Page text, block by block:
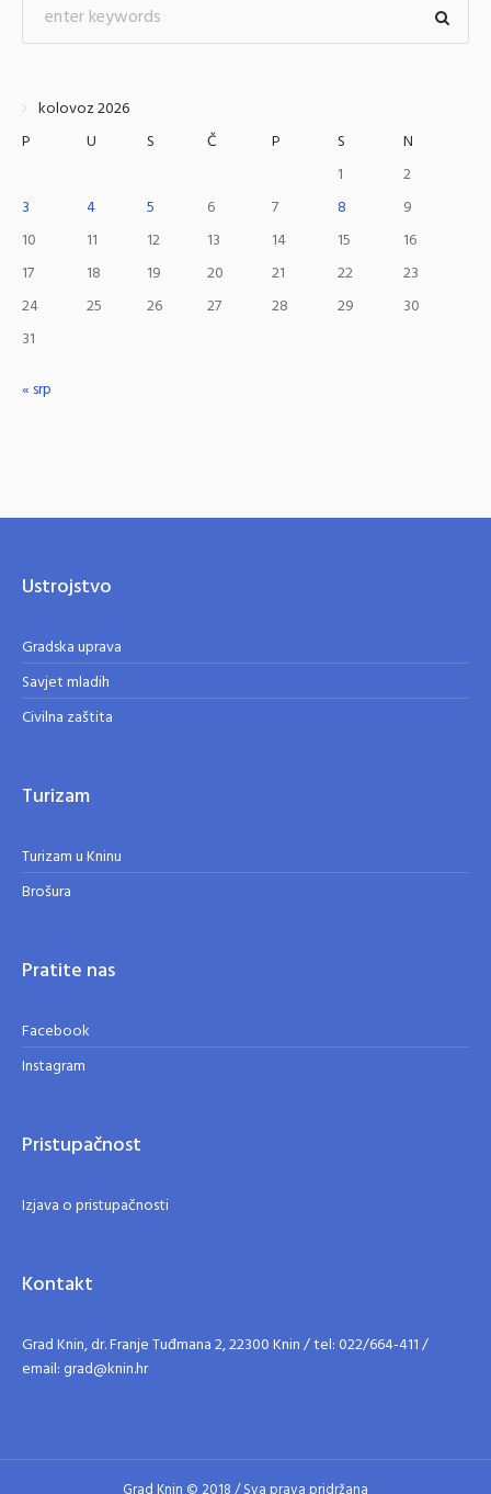
kolovoz 2026
P
U S Č P S
N
1
2
3
4 5 6 7 8
9
10
11 12 13 14 15
16
17
18 19 20 21 22
23
24
25 26 27 28 29
30
31
« srp
Ustrojstvo
Gradska uprava
Savjet mladih
Civilna zaštita
Turizam
Turizam u Kninu
Brošura
Pratite nas
Facebook
Instagram
Pristupačnost
Izjava o pristupačnosti
Kontakt
Grad Knin, dr. Franje Tuđmana 2, 22300 Knin / tel: 022/664-411 /
email: grad@knin.hr